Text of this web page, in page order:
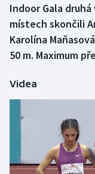
Curling
Dostihy
Florbal
Gymnastika
Indoor Gala
místech skončili
Karolína
50 m. Maximum
Videa